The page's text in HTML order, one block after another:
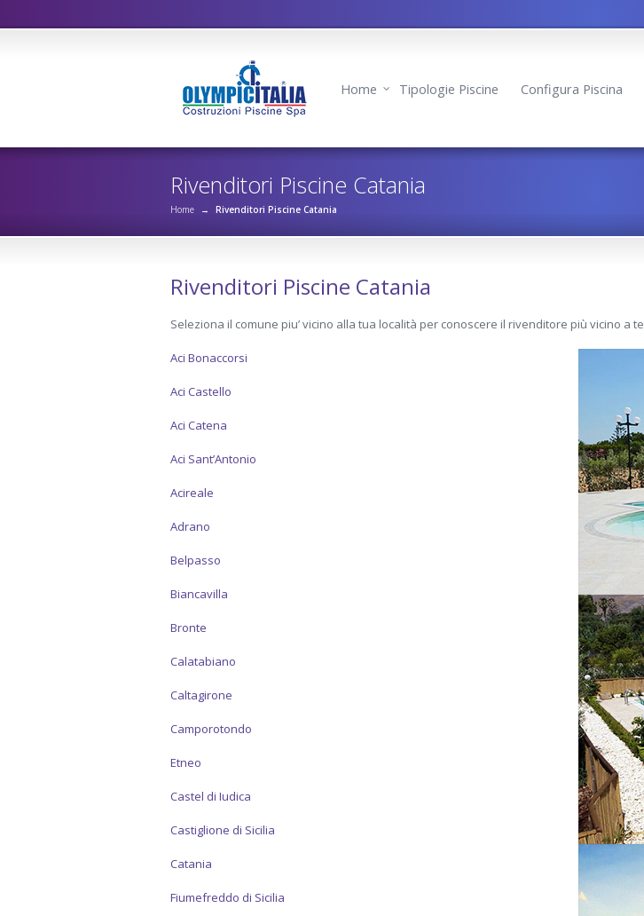
Home Tipologie Piscine Configura Piscina
Rivenditori Piscine Catania
Home → Rivenditori Piscine Catania
Rivenditori Piscine Catania
Seleziona il comune piu’ vicino alla tua località per conoscere il rivenditore più vicino a te
Aci Bonaccorsi
Aci Castello
Aci Catena
Aci Sant’Antonio
Acireale
Adrano
Belpasso
Biancavilla
Bronte
Calatabiano
Caltagirone
Camporotondo
Etneo
Castel di Iudica
Castiglione di Sicilia
Catania
Fiumefreddo di Sicilia